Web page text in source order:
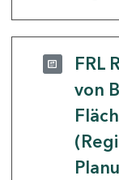
FRL
von